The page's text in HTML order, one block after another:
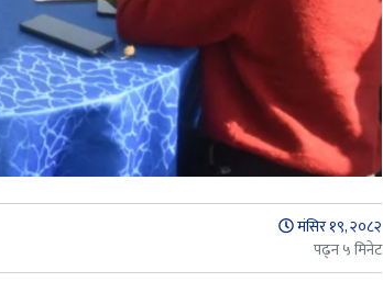
मंसिर १९, २०८२
पढ्न ५ मिनेट